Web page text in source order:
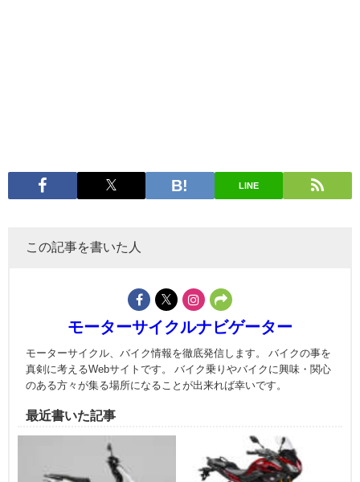
LINE
この記事を書いた人
モーターサイクルナビゲーター
モーターサイクル、バイク情報を徹底発信します。 バイクの事を
真剣に考えるWebサイトです。 バイク乗りやバイクに興味・関心
のある方々が集る場所になることが出来れば幸いです。
最近書いた記事